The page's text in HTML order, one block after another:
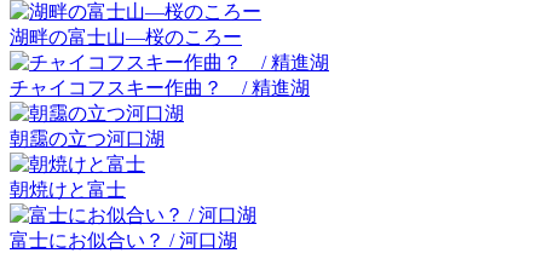
湖畔の富士山―桜のころー
チャイコフスキー作曲？ / 精進湖
朝靄の立つ河口湖
朝焼けと富士
富士にお似合い？ / 河口湖